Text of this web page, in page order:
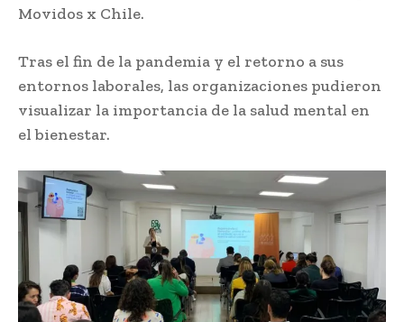
Movidos x Chile.
Tras el fin de la pandemia y el retorno a sus
entornos laborales, las organizaciones pudieron
visualizar la importancia de la salud mental en
el bienestar.